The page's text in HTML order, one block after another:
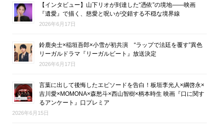
【インタビュー】山下リオが到達した“憑依”の境地――映画
『遺愛』で描く、慈愛と呪いが交錯する不穏な境界線
2026年6月17日
鈴鹿央士×稲垣吾郎×小雪が初共演 “ラップで法廷を覆す”異色
リーガルドラマ『リーガルビート』放送決定
2026年6月17日
言葉に出して後悔したエピソードを告白！板垣李光人×綱啓永×
吉川愛×MOMONA×森愁斗×西山智樹×柄本時生 映画『口に関す
るアンケート』口プレミア
2026年6月15日